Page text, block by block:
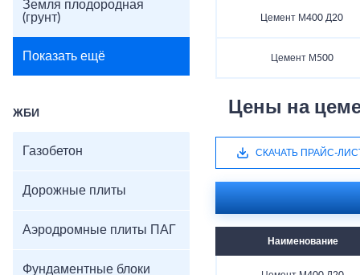
Земля плодородная
(грунт)
Показать ещё
ЖБИ
Газобетон
Дорожные плиты
Аэродромные плиты ПАГ
Фундаментные блоки
Цемент М400 Д20
Цемент М500
Цены на
СКАЧАТЬ ПРАЙС-
Наименование